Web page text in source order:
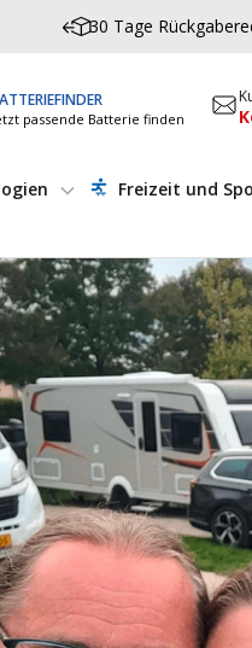
30 Tage
passende Batterie finden
Freizeit und